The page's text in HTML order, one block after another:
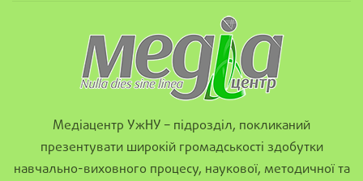
Медіацентр УжНУ – підрозділ, покликаний
презентувати широкій громадськості здобутки
навчально-виховного процесу, наукової, методичної та